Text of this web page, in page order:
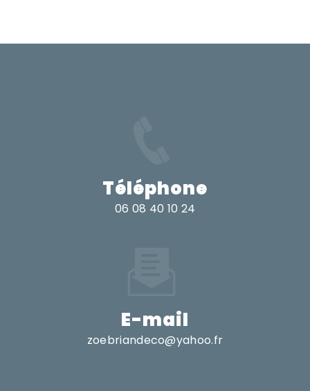
Téléphone
06 08 40 10 24
E-mail
zoebriandeco@yahoo.fr